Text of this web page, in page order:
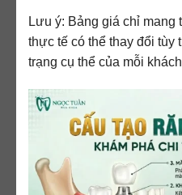
Lưu ý: Bảng giá chỉ mang
thực tế có thể thay đổi tùy
trạng cụ thể của mỗi